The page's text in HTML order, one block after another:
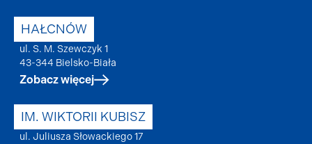
HAŁCNÓW
ul. S. M. Szewczyk 1
43-344 Bielsko-Biała
Zobacz więcej
IM. WIKTORII KUBISZ
ul. Juliusza Słowackiego 17